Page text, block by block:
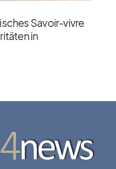
Savoir-vivre
in